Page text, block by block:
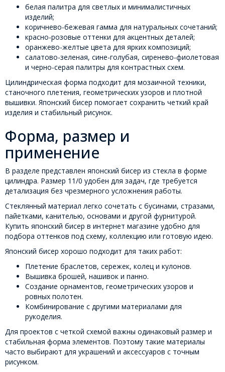
белая палитра для светлых и минималистичных
изделий;
коричнево-бежевая гамма для натуральных сочетаний;
красно-розовые оттенки для акцентных деталей;
оранжево-желтые цвета для ярких композиций;
салатово-зеленая, сине-голубая, сиренево-фиолетовая
и черно-серая палитры для контрастных схем.
Цилиндрическая форма подходит для мозаичной техники,
станочного плетения, геометрических узоров и плотной
вышивки. Японский бисер помогает сохранить четкий край
изделия и стабильный рисунок.
Форма, размер и
применение
В разделе представлен японский бисер из стекла в форме
цилиндра. Размер 11/0 удобен для задач, где требуется
детализация без чрезмерного усложнения работы.
Стеклянный материал легко сочетать с бусинами, стразами,
пайетками, канителью, основами и другой фурнитурой.
Купить японский бисер в интернет магазине удобно для
подбора оттенков под схему, коллекцию или готовую идею.
Японский бисер хорошо подходит для таких работ:
Плетение браслетов, сережек, колец и кулонов.
Вышивка брошей, нашивок и панно.
Создание орнаментов, геометрических узоров и
ровных полотен.
Комбинирование с другими материалами для
рукоделия.
Для проектов с четкой схемой важны одинаковый размер и
стабильная форма элементов. Поэтому такие материалы
часто выбирают для украшений и аксессуаров с точным
рисунком.